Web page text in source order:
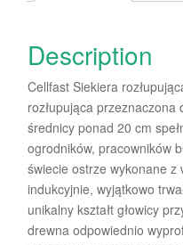
Description
Cellfast Siekiera
rozłupująca
średnicy ponad 20 cm
ogrodników, pracowników
świecie ostrze wykonane
indukcyjnie, wyjątkowo
unikalny kształt głowicy
drewna odpowiednio